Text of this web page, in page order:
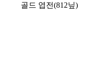
골드 엽전(812닢)